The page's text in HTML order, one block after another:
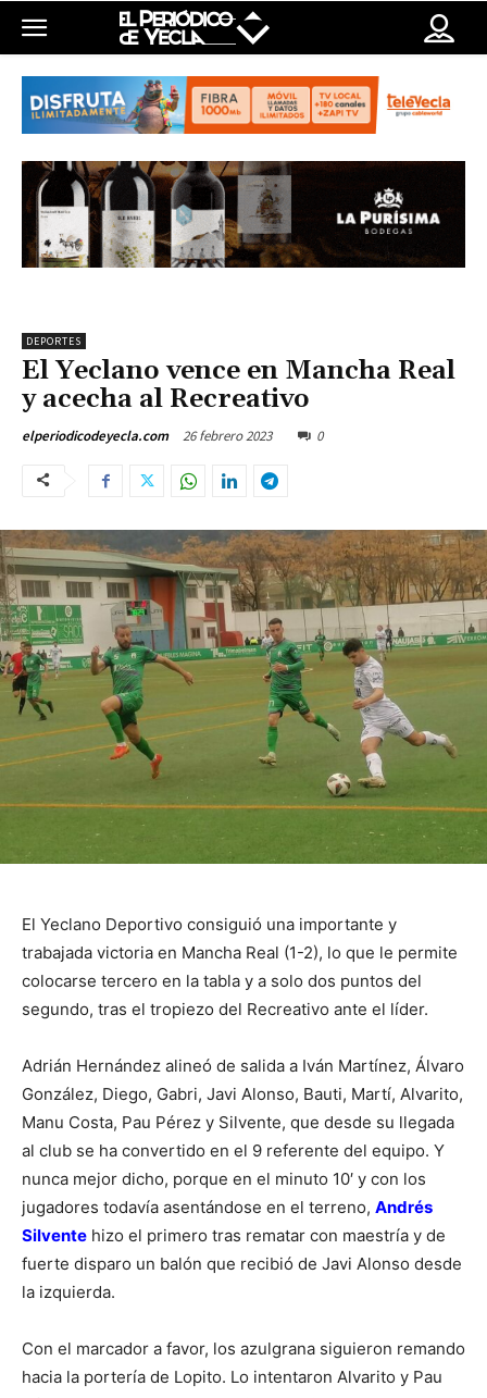
DEPORTES
El Yeclano vence en Mancha Real
y acecha al Recreativo
elperiodicodeyecla.com 26 febrero 2023 0
El Yeclano Deportivo consiguió una importante y
trabajada victoria en Mancha Real (1-2), lo que le permite
colocarse tercero en la tabla y a solo dos puntos del
segundo, tras el tropiezo del Recreativo ante el líder.
Adrián Hernández alineó de salida a Iván Martínez, Álvaro
González, Diego, Gabri, Javi Alonso, Bauti, Martí, Alvarito,
Manu Costa, Pau Pérez y Silvente, que desde su llegada
al club se ha convertido en el 9 referente del equipo. Y
nunca mejor dicho, porque en el minuto 10′ y con los
jugadores todavía asentándose en el terreno, Andrés
Silvente hizo el primero tras rematar con maestría y de
fuerte disparo un balón que recibió de Javi Alonso desde
la izquierda.
Con el marcador a favor, los azulgrana siguieron remando
hacia la portería de Lopito. Lo intentaron Alvarito y Pau